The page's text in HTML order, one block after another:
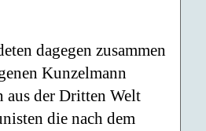
dagegen zusammen
Kunzelmann
der Dritten Welt
die nach dem